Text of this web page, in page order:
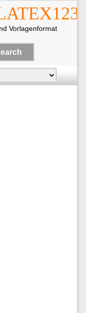
Vorlagenformat